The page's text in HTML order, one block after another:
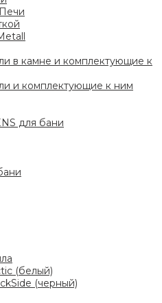
в камне и комплектующие к
и комплектующие к ним
для бани
(белый)
(черный)